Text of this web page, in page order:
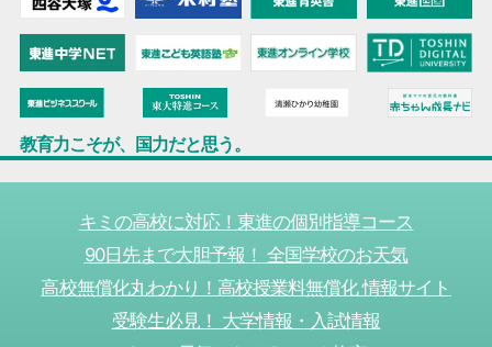
教育力こそが、国力だと思う。
キミの高校に対応！東進の個別指導コース
90日先まで大胆予報！ 全国学校のお天気
高校無償化丸わかり！高校授業料無償化 情報サイト
受験生必見！ 大学情報・入試情報